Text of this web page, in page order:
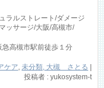
ラルストレート/ダメージ
ッサージ/大阪/高槻市/
高槻市駅前徒歩１分
ケア, 未分類, 大槻 さとる |
投稿者 : yukosystem-t